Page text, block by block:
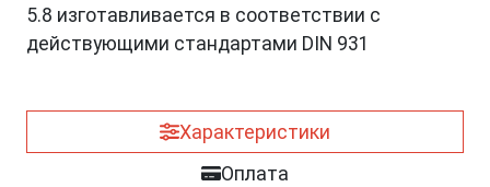
5.8 изготавливается в соответствии с
действующими стандартами DIN 931
Характеристики
Оплата